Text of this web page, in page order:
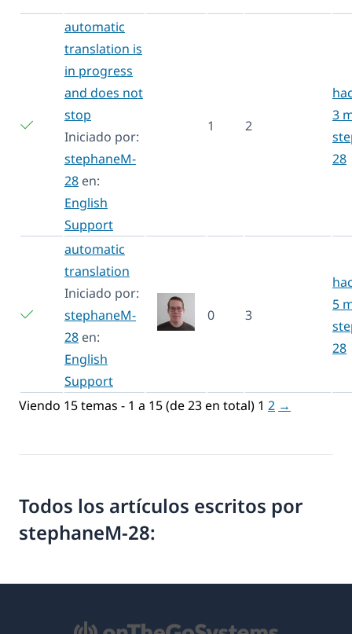
automatic
translation is
in progress
and does not
stop
Iniciado por:
stephaneM-
28 en:
English
Support
1 2
3
28
automatic
translation
Iniciado por:
stephaneM-
28 en:
English
Support
0 3
5
28
Viendo 15 temas - 1 a 15 (de 23 en total) 1 2 →
Todos los artículos escritos por
stephaneM-28: